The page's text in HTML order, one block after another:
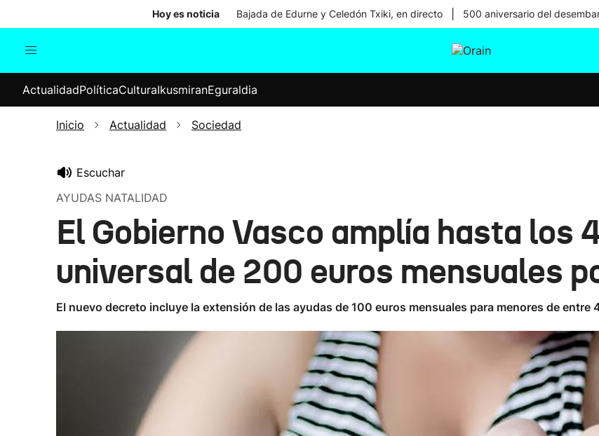
Hoy es noticia Bajada de Edurne y Celedón Txiki, en directo 500 aniversario del
Internacional
Elecciones
ActualidadPolíticaCulturaIkusmiranEguraldia
Inicio Actualidad Sociedad
Escuchar
AYUDAS NATALIDAD
El Gobierno Vasco amplía hasta los
universal de 200 euros mensuales
El nuevo decreto incluye la extensión de las ayudas de 100 euros mensuales para menores de entre